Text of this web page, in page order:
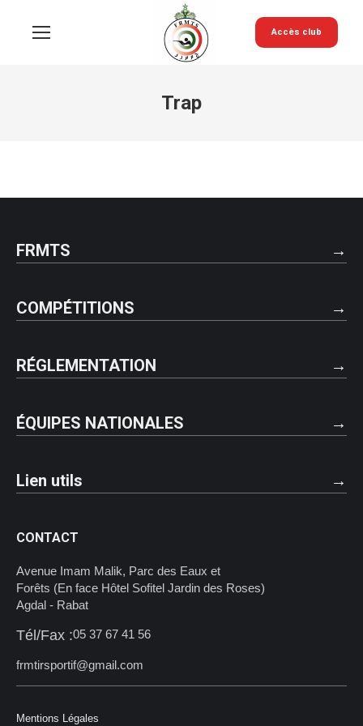
Accès club
Trap
Mentions Légales
FRMTS
COMPÉTITIONS
RÉGLEMENTATION
ÉQUIPES NATIONALES
Lien utils
CONTACT
Avenue Imam Malik, Parc des Eaux et
Forêts (En face Hôtel Sofitel Jardin des Roses)
Agdal - Rabat
Tél/Fax :05 37 67 41 56
frmtirsportif@gmail.com